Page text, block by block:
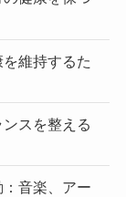
維持するた
スを整える
音楽、アー